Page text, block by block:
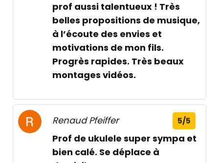
prof aussi talentueux ! Très
belles propositions de musique,
à l’écoute des envies et
motivations de mon fils.
Progrès rapides. Très beaux
montages vidéos.
Renaud Pfeiffer 5/5
Prof de ukulele super sympa et
bien calé. Se déplace à